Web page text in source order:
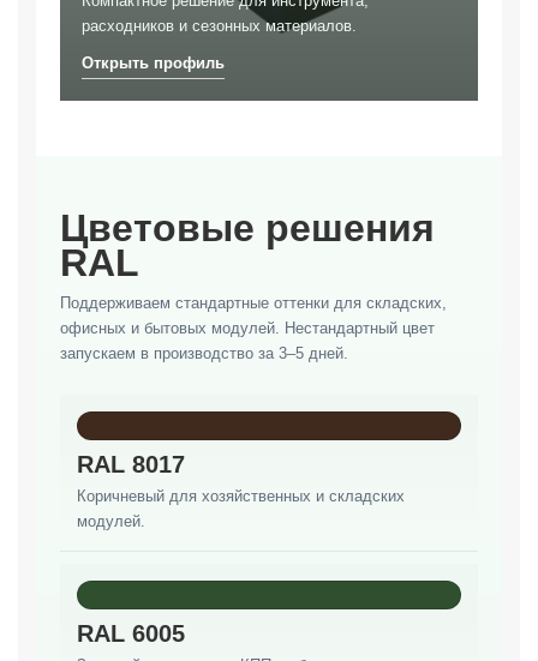
расходников и сезонных материалов.
Цветовые решения
RAL
Поддерживаем стандартные оттенки для складских,
офисных и бытовых модулей. Нестандартный цвет
запускаем в производство за 3–5 дней.
RAL 8017
Коричневый для хозяйственных и складских
модулей.
RAL 6005